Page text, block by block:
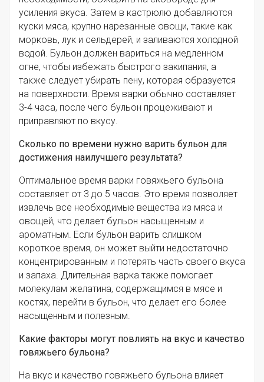
усиления вкуса. Затем в кастрюлю добавляются
куски мяса, крупно нарезанные овощи, такие как
морковь, лук и сельдерей, и заливаются холодной
водой. Бульон должен вариться на медленном
огне, чтобы избежать быстрого закипания, а
также следует убирать пену, которая образуется
на поверхности. Время варки обычно составляет
3-4 часа, после чего бульон процеживают и
приправляют по вкусу.
Сколько по времени нужно варить бульон для
достижения наилучшего результата?
Оптимальное время варки говяжьего бульона
составляет от 3 до 5 часов. Это время позволяет
извлечь все необходимые вещества из мяса и
овощей, что делает бульон насыщенным и
ароматным. Если бульон варить слишком
короткое время, он может выйти недостаточно
концентрированным и потерять часть своего вкуса
и запаха. Длительная варка также помогает
молекулам желатина, содержащимся в мясе и
костях, перейти в бульон, что делает его более
насыщенным и полезным.
Какие факторы могут повлиять на вкус и качество
говяжьего бульона?
На вкус и качество говяжьего бульона влияет